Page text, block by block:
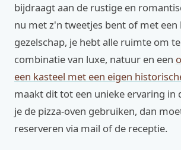
bijdraagt aan de rustige en
nu met z'n tweetjes bent of met een
gezelschap, je hebt alle ruimte om
combinatie van luxe, natuur en een
een kasteel met een eigen
maakt dit tot een unieke ervaring in
je de pizza-oven gebruiken, dan
reserveren via mail of de receptie.